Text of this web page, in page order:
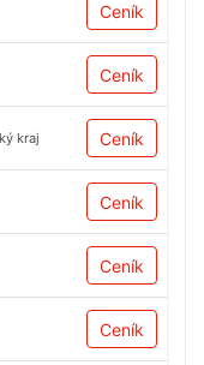
Ceník
Ceník
kraj Ceník
Ceník
Ceník
Ceník